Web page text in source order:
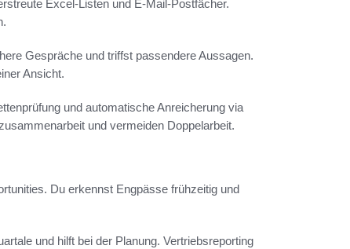
Excel-Listen und E-Mail-Postfächer.
Gespräche und triffst passendere Aussagen.
Ansicht.
und automatische Anreicherung via
und vermeiden Doppelarbeit.
Du erkennst Engpässe frühzeitig und
und hilft bei der Planung. Vertriebsreporting